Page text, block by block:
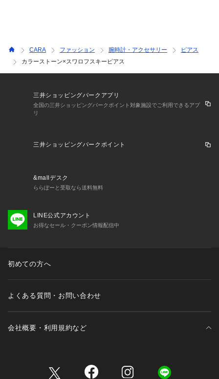
CARA ファッション 腕時計・アクセサリー
ピアス
カラーストーン×スワロフスキーピアス
三井ショッピングパークアプリ
全国の三井ショッピングパークポイント対象施設でご利用できるアプ
リ
三井ショッピングパークポイント
&mallデスク
ららぽーと受取なら送料無料
LINE公式アカウント
お得なセール・クーポン情報配信中
初めての方へ
よくある質問・お問い合わせ
会社概要・利用規約など